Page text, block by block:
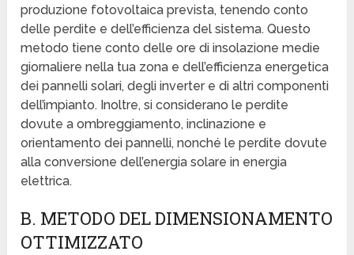
produzione fotovoltaica prevista, tenendo conto
delle perdite e dell’efficienza del sistema. Questo
metodo tiene conto delle ore di insolazione medie
giornaliere nella tua zona e dell’efficienza energetica
dei pannelli solari, degli inverter e di altri componenti
dell’impianto. Inoltre, si considerano le perdite
dovute a ombreggiamento, inclinazione e
orientamento dei pannelli, nonché le perdite dovute
alla conversione dell’energia solare in energia
elettrica.
B. METODO DEL DIMENSIONAMENTO
OTTIMIZZATO